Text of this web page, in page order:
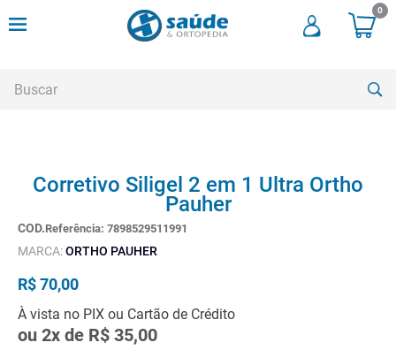
0
Corretivo Siligel 2 em 1 Ultra Ortho
Pauher
Referência: 7898529511991
MARCA:ORTHO PAUHER
R$70,00
À vista no PIX ou Cartão de Crédito
ou 2x de R$ 35,00
cadeira rodas
3º
andadores
4º
imobilizador joelho
5º
bota imobilizadora
6º
cadeira rodas agile